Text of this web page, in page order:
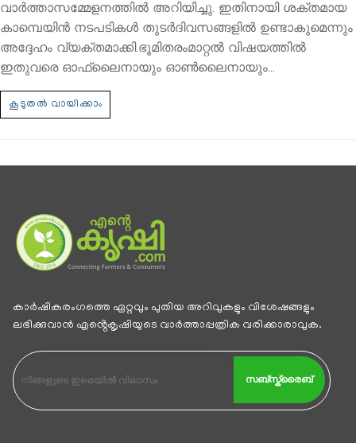
വാര്‍ത്താസമ്മേളനത്തില്‍ അറിയിച്ചു. ഇതിനായി ശക്തമായ
കാമ്പെയിന്‍ നടപടികള്‍ തുടര്‍ദിവസങ്ങളില്‍ ഉണ്ടാകുമെന്നും
അദ്ദേഹം വ്യക്തമാക്കി.ഭൂമിതരംമാറ്റല്‍ വിഷയത്തില്‍
ഇതുവരെ ഓഫ്‌ലൈനായും ഓണ്‍ലൈനായും…
കാര്‍ഷികരംഗത്തെ ഏറ്റവും പുതിയ അറിവുകളും വിശേഷങ്ങളും
ലഭിക്കുവാന്‍ എൻ്റെകൃഷിയുടെ വാര്‍ത്താപ്പത്രിക വരിക്കാരാവുക.
സബ്സ്ക്രൈബ്